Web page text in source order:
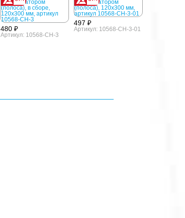
480 ₽
Артикул: 10568-CH-3
497 ₽
Артикул: 10568-CH-3-01